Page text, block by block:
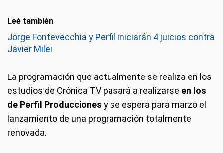
Leé también
Jorge Fontevecchia y Perfil iniciarán 4 juicios contra
Javier Milei
La programación que actualmente se realiza en los
estudios de Crónica TV pasará a realizarse en los
de Perfil Producciones y se espera para marzo el
lanzamiento de una programación totalmente
renovada.